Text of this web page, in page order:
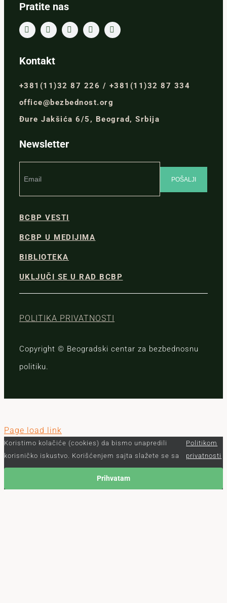
Pratite nas
Kontakt
+381(11)32 87 226 / +381(11)32 87 334
office@bezbednost.org
Đure Jakšića 6/5, Beograd, Srbija
Newsletter
BCBP VESTI
BCBP U MEDIJIMA
BIBLIOTEKA
UKLJUČI SE U RAD BCBP
POLITIKA PRIVATNOSTI
Copyright © Beogradski centar za bezbednosnu
politiku.
Page load link
Koristimo kolačiće (cookies) da bismo unapredili
korisničko iskustvo. Korišćenjem sajta slažete se sa
Politikom
privatnosti
Prihvatam